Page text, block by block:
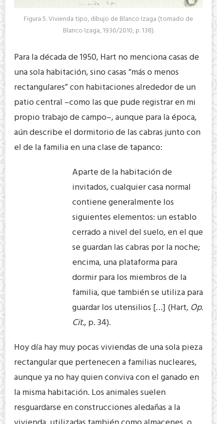
Figura 5. Vivienda tipo, dibujo de Blanco Izaga (tomado de
Blanco Izaga, 1930/2010, p. 138).
Para la década de 1950, Hart no menciona casas de
una sola habitación, sino casas “más o menos
rectangulares” con habitaciones alrededor de un
patio central –como las que pude registrar en mi
propio trabajo de campo–, aunque para la época,
aún describe el dormitorio de las cabras junto con
el de la familia en una clase de tapanco:
Aparte de la habitación de
invitados, cualquier casa normal
contiene generalmente los
siguientes elementos: un establo
cerrado a nivel del suelo, en el que
se guardan las cabras por la noche;
encima, una plataforma para
dormir para los miembros de la
familia, que también se utiliza para
guardar los utensilios […] (Hart, Op.
Cit.,p. 34).
Hoy día hay muy pocas viviendas de una sola pieza
rectangular que pertenecen a familias nucleares,
aunque ya no hay quien conviva con el ganado en
la misma habitación. Los animales suelen
resguardarse en construcciones aledañas a la